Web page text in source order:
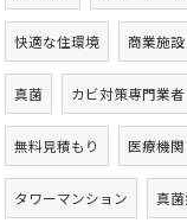
快適な住環境 商業施設
真菌 カビ対策専門業者
無料見積もり 医療機関
タワーマンション 真菌